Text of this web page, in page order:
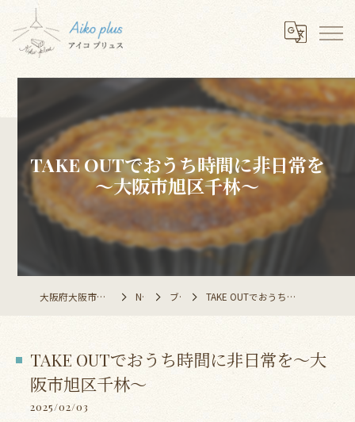
TAKE OUTでおうち時間に非日常を
～大阪市旭区千林～
大阪府大阪市のレストランならAiko plus NEWS ブログ TAKE OUTでおうち時間に非日常を～大阪市旭区千林～
TAKE OUTでおうち時間に非日常を～大
阪市旭区千林～
2025/02/03